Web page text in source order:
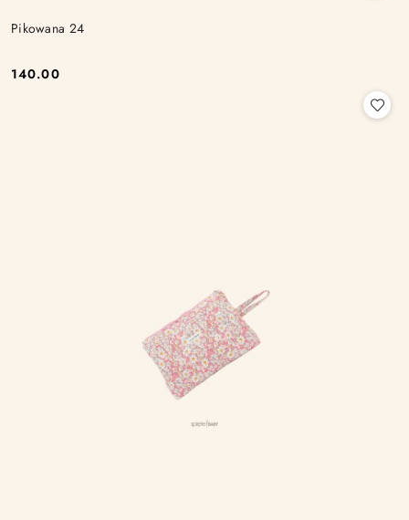
Pikowana 24
Cena:
140.00